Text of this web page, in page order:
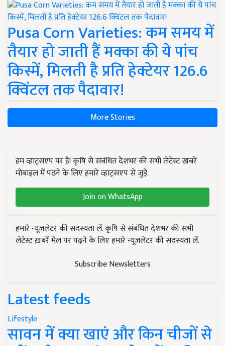
Pusa Corn Varieties: कम समय में
तैयार हो जाती हैं मक्का की ये पांच
किस्में, मिलती है प्रति हेक्टेयर 126.6
क्विंटल तक पैदावार!
More Stories
हम व्हाट्सएप पर हैं! कृषि से संबंधित देशभर की सभी लेटेस्ट ख़बरें
मोबाइल में पढ़ने के लिए हमारे व्हाट्सएप से जुड़ें.
Join on WhatsApp
हमारे न्यूज़लेटर की सदस्यता लें. कृषि से संबंधित देशभर की सभी
लेटेस्ट ख़बरें मेल पर पढ़ने के लिए हमारे न्यूज़लेटर की सदस्यता लें.
Subscribe Newsletters
Latest feeds
Lifestyle
सावन में क्या खाएं और किन चीजों से